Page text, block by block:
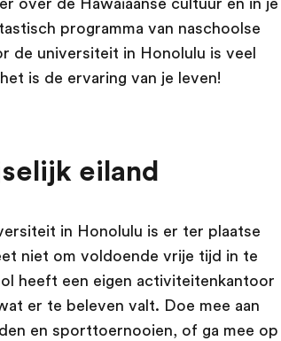
over de Hawaïaanse cultuur en in je
programma van naschoolse
universiteit in Honolulu is veel
is de ervaring van je leven!
eiland
in Honolulu is er ter plaatse
niet om voldoende vrije tijd in te
heeft een eigen activiteitenkantoor
er te beleven valt. Doe mee aan
en sporttoernooien, of ga mee op